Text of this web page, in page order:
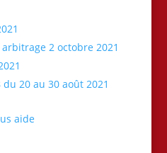
2 octobre 2021
du 20 au 30 août 2021
aide